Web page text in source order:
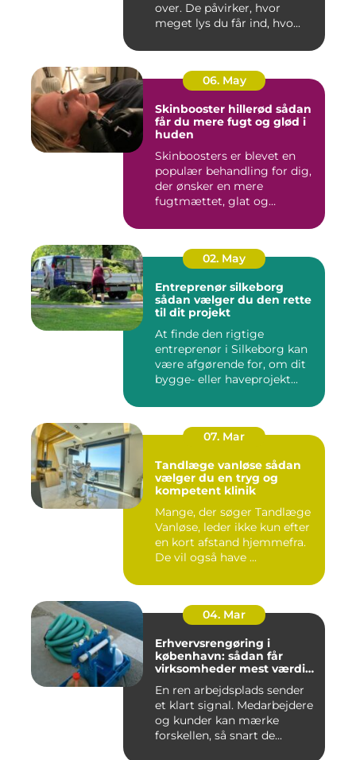
over. De påvirker, hvor
meget lys du får ind, hvo...
06. May
Skinbooster hillerød sådan
får du mere fugt og glød i
huden
Skinboosters er blevet en
populær behandling for dig,
der ønsker en mere
fugtmættet, glat og
02. May
Entreprenør silkeborg
sådan vælger du den rette
til dit projekt
At finde den rigtige
entreprenør i Silkeborg kan
være afgørende for, om dit
bygge- eller haveprojekt...
07. Mar
Tandlæge vanløse sådan
vælger du en tryg og
kompetent klinik
Mange, der søger Tandlæge
Vanløse, leder ikke kun efter
en kort afstand hjemmefra.
De vil også have ...
04. Mar
Erhvervsrengøring i
københavn: sådan får
virksomheder mest værdi
En ren arbejdsplads sender
et klart signal. Medarbejdere
og kunder kan mærke
forskellen, så snart de...